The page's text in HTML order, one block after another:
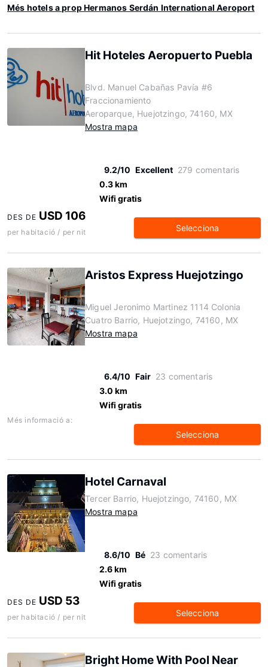
Més hotels a prop Hermanos Serdán International Aeroport
Hit Hoteles Aeropuerto Puebla
Blvd. Manuel Cabañas Pavía #6
Fraccionamiento
Aeroparque, Huejotzingo, 74160, MX
Mostra mapa
9.2/10 Excellent 279 comentaris
0.3 km
Wifi gratis
DES DE USD 106
per habitació / per nit Selecciona
Aristos Express Huejotzingo
Miguel Jeronimo Martinez 1114 Colonia
Cuatro Barrio, Huejotzingo, 74160, MX
Mostra mapa
6.4/10 Fair 23 comentaris
3.0 km
Wifi gratis
Més informació a:
Selecciona
Hotel Carnaval
Tercer Barrio, Huejotzingo, 74160, MX
Mostra mapa
8.6/10 Bé 23 comentaris
2.6 km
Wifi gratis
DES DE USD 53
per habitació / per nit Selecciona
Bright Home With Pool Near